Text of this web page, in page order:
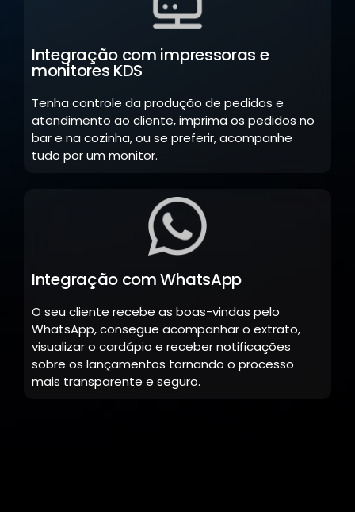
Integração com impressoras e
monitores KDS
Tenha controle da produção de pedidos e
atendimento ao cliente, imprima os pedidos no
bar e na cozinha, ou se preferir, acompanhe
tudo por um monitor.
Integração com WhatsApp
O seu cliente recebe as boas-vindas pelo
WhatsApp, consegue acompanhar o extrato,
visualizar o cardápio e receber notificações
sobre os lançamentos tornando o processo
mais transparente e seguro.